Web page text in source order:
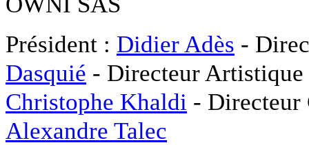
Président : Didier Adès -
Dasquié - Directeur
Christophe Khaldi -
Alexandre Talec